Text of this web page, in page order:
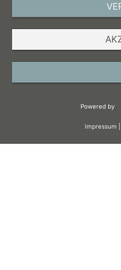
Powered by
Impressum